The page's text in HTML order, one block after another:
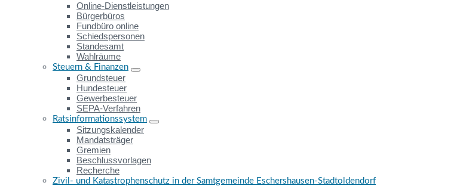
Online-Dienstleistungen
Bürgerbüros
Fundbüro online
Schiedspersonen
Standesamt
Wahlräume
Steuern & Finanzen
Grundsteuer
Hundesteuer
Gewerbesteuer
SEPA-Verfahren
Ratsinformationssystem
Sitzungskalender
Mandatsträger
Gremien
Beschlussvorlagen
Recherche
Zivil- und Katastrophenschutz in der Samtgemeinde Eschershausen-Stadtoldendorf